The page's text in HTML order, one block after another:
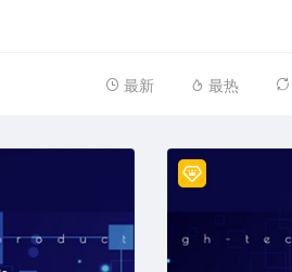
最新 最热